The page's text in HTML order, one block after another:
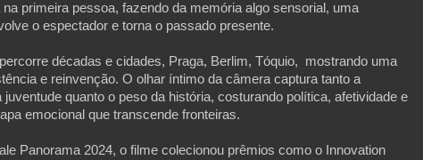
na primeira pessoa, fazendo da memória algo sensorial, uma
o espectador e torna o passado presente.
décadas e cidades, Praga, Berlim, Tóquio, mostrando uma
e reinvenção. O olhar íntimo da câmera captura tanto a
quanto o peso da história, costurando política, afetividade e
emocional que transcende fronteiras.
Panorama 2024, o filme colecionou prêmios como o Innovation